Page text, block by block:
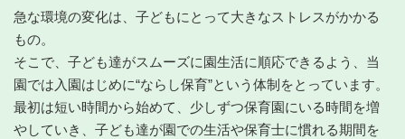
急な環境の変化は、子どもにとって大きなストレスがかかる
もの。
そこで、子ども達がスムーズに園生活に順応できるよう、当
園では入園はじめに“ならし保育”という体制をとっています。
最初は短い時間から始めて、少しずつ保育園にいる時間を増
やしていき、子ども達が園での生活や保育士に慣れる期間を